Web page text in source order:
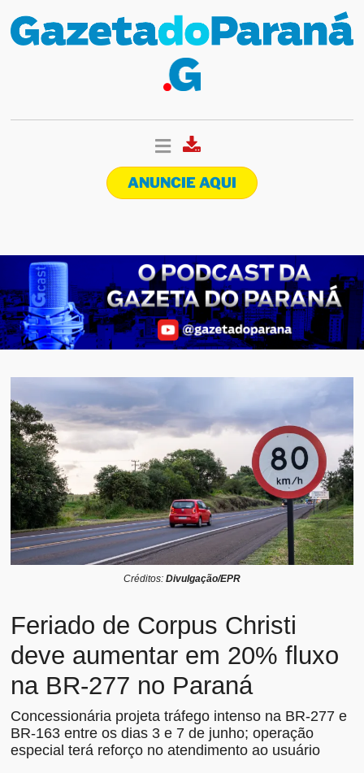
ANUNCIE AQUI
Créditos: Divulgação/EPR
Feriado de Corpus Christi
deve aumentar em 20% fluxo
na BR-277 no Paraná
Concessionária projeta tráfego intenso na BR-277 e
BR-163 entre os dias 3 e 7 de junho; operação
especial terá reforço no atendimento ao usuário